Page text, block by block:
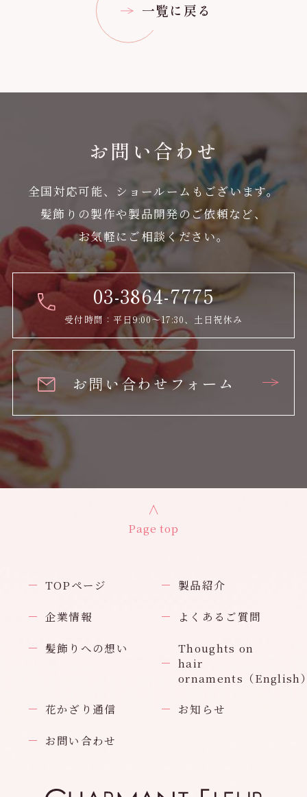
一覧に戻る
お問い合わせ
全国対応可能、ショールームもございます。
髪飾りの製作や製品開発のご依頼など、
お気軽にご相談ください。
03-3864-7775
受付時間：平日9:00～17:30、土日祝休み
お問い合わせフォーム
Page top
TOPページ 製品紹介
企業情報 よくあるご質問
髪飾りへの想い
Thoughts on
hair
ornaments（English
花かざり通信 お知らせ
お問い合わせ